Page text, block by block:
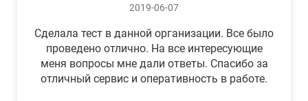
2019-06-07
Сделала тест в данной организации. Все было
проведено отлично. На все интересующие
меня вопросы мне дали ответы. Спасибо за
отличный сервис и оперативность в работе.